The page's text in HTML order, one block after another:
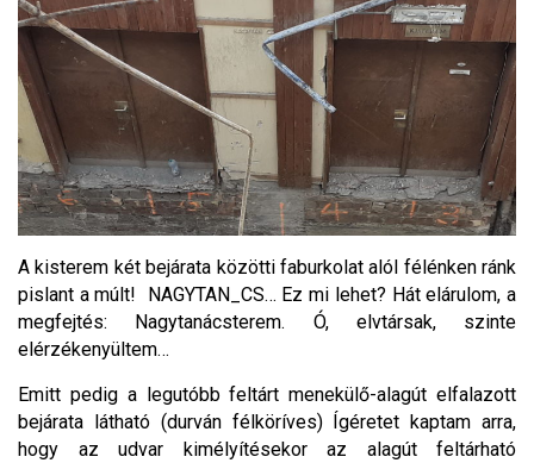
A kisterem két bejárata közötti faburkolat alól félénken ránk
pislant a múlt! NAGYTAN_CS… Ez mi lehet? Hát elárulom, a
megfejtés: Nagytanácsterem. Ó, elvtársak, szinte
elérzékenyültem…
Emitt pedig a legutóbb feltárt menekülő-alagút elfalazott
bejárata látható (durván félköríves) Ígéretet kaptam arra,
hogy az udvar kimélyítésekor az alagút feltárható